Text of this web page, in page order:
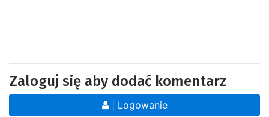
Zaloguj się aby dodać komentarz
| Logowanie